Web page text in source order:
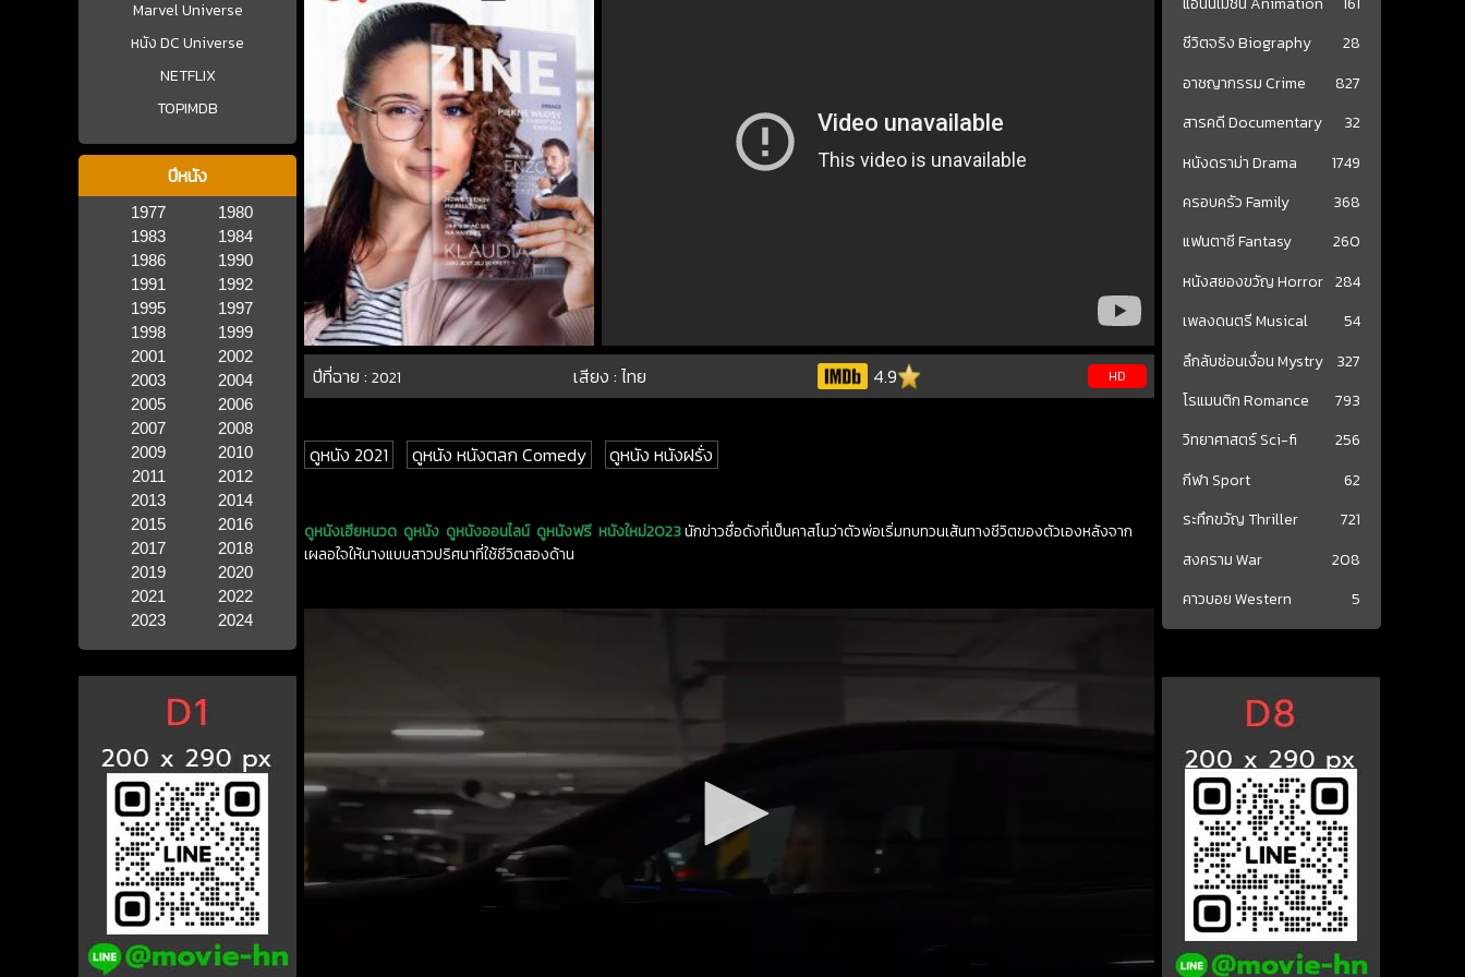
Marvel Universe
หนัง DC Universe
NETFLIX
TOPIMDB
ปีหนัง
1977
1980
1983
1984
1986
1990
1991
1992
1995
1997
1998
1999
2001
2002
2003
2004
2005
2006
2007
2008
2009
2010
2011
2012
2013
2014
2015
2016
2017
2018
2019
2020
2021
2022
2023
2024
ปีที่ฉาย :2021 เสียง : ไทย 4.9 HD
ดูหนัง 2021 ดูหนัง หนังตลก Comedy ดูหนัง หนังฝรั่ง
ดูหนังเฮียหนวด ดูหนัง ดูหนังออนไลน์ ดูหนังฟรี หนังใหม่2023นักข่าวชื่อดังที่เป็นคาสโนว่าตัวพ่อเริ่มทบทวนเส้นทางชีวิตของตัวเองหลังจาก
เผลอใจให้นางแบบสาวปริศนาที่ใช้ชีวิตสองด้าน
ชีวิตจริง Biography
28
อาชญากรรม Crime
827
สารคดี Documentary
32
หนังดราม่า Drama
1749
ครอบครัว Family
368
แฟนตาซี Fantasy
260
หนังสยองขวัญ Horror 284
เพลงดนตรี Musical
54
ลึกลับซ่อนเงื่อน Mystry
327
โรแมนติก Romance
793
วิทยาศาสตร์ Sci-fi
256
กีฬา Sport
62
ระทึกขวัญ Thriller
721
สงคราม War
208
คาวบอย Western
5